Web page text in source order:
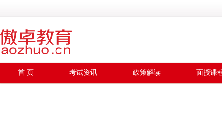
首 页 考试资讯 政策解读 面授课